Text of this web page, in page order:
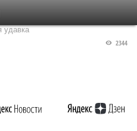
удавка
2344